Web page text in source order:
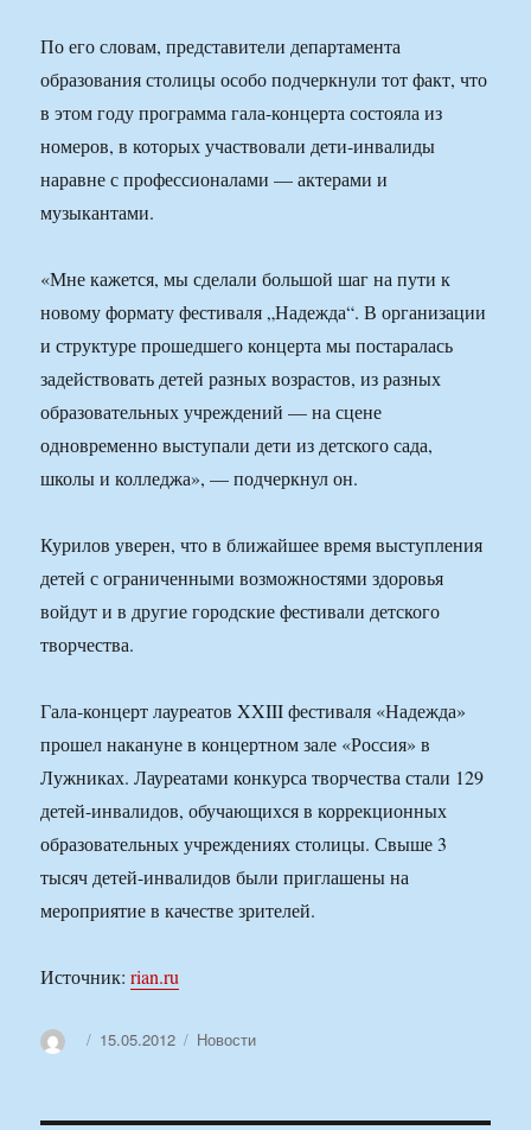
По его словам, представители департамента
образования столицы особо подчеркнули тот факт, что
в этом году программа гала-концерта состояла из
номеров, в которых участвовали дети-инвалиды
наравне с профессионалами — актерами и
музыкантами.
«Мне кажется, мы сделали большой шаг на пути к
новому формату фестиваля „Надежда“. В организации
и структуре прошедшего концерта мы постаралась
задействовать детей разных возрастов, из разных
образовательных учреждений — на сцене
одновременно выступали дети из детского сада,
школы и колледжа», — подчеркнул он.
Курилов уверен, что в ближайшее время выступления
детей с ограниченными возможностями здоровья
войдут и в другие городские фестивали детского
творчества.
Гала-концерт лауреатов XXIII фестиваля «Надежда»
прошел накануне в концертном зале «Россия» в
Лужниках. Лауреатами конкурса творчества стали 129
детей-инвалидов, обучающихся в коррекционных
образовательных учреждениях столицы. Свыше 3
тысяч детей-инвалидов были приглашены на
мероприятие в качестве зрителей.
Источник:rian.ru
АвторОпубликовано
15.05.2012 Рубрики
Новости